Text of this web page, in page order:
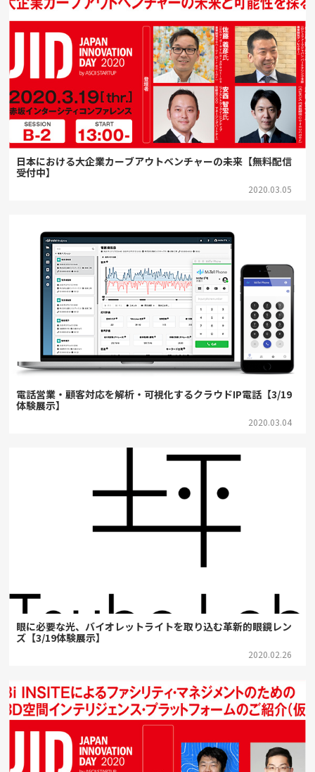
日本における大企業カーブアウトベンチャーの未来【無料配信
受付中】
2020.03.05
電話営業・顧客対応を解析・可視化するクラウドIP電話【3/19
体験展示】
2020.03.04
眼に必要な光、バイオレットライトを取り込む革新的眼鏡レン
ズ【3/19体験展示】
2020.02.26